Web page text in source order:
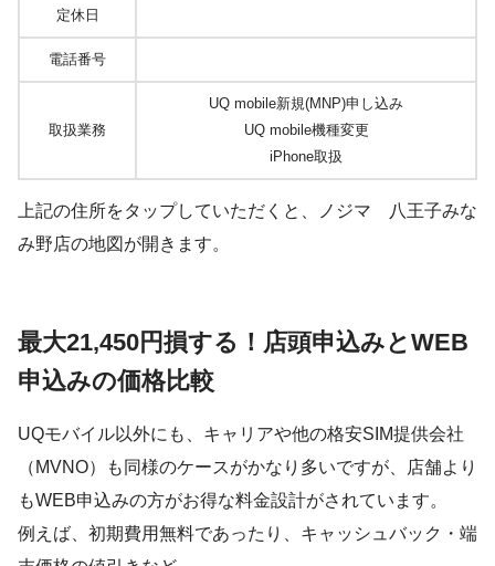
定休日
電話番号
取扱業務
UQ mobile新規(MNP)申し込み
UQ mobile機種変更
iPhone取扱
上記の住所をタップしていただくと、ノジマ 八王子みな
み野店の地図が開きます。
最大21,450円損する！店頭申込みとWEB
申込みの価格比較
UQモバイル以外にも、キャリアや他の格安SIM提供会社
（MVNO）も同様のケースがかなり多いですが、店舗より
もWEB申込みの方がお得な料金設計がされています。
例えば、初期費用無料であったり、キャッシュバック・端